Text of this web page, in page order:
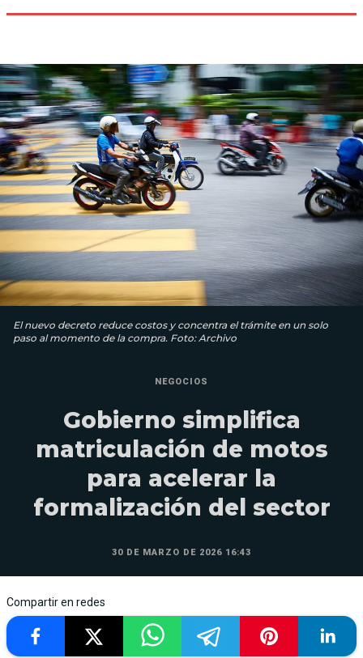
El nuevo decreto reduce costos y concentra el trámite en un solo
paso al momento de la compra. Foto: Archivo
NEGOCIOS
Gobierno simplifica
matriculación de motos
para acelerar la
formalización del sector
30 DE MARZO DE 2026 16:43
Compartir en redes